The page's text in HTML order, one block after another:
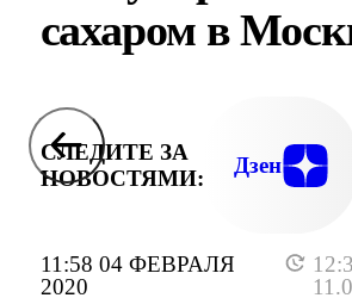
11:58 04 ФЕВРАЛЯ
2020
сахаром в
СЛЕДИТЕ ЗА
НОВОСТЯМИ:
Дзен